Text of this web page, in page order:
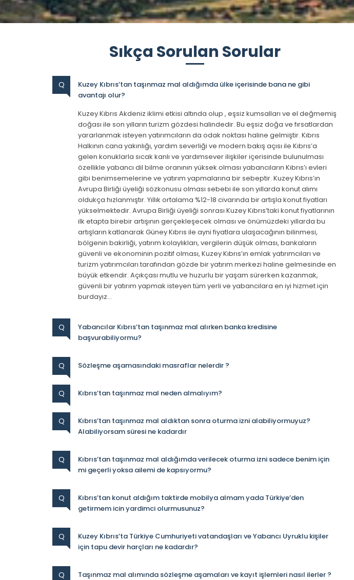
Sıkça Sorulan Sorular
Q
Kuzey Kıbrıs’tan taşınmaz mal aldığımda ülke içerisinde bana ne gibi
avantajı olur?
Kuzey Kıbrıs Akdeniz iklimi etkisi altında olup , eşsiz kumsalları ve el değmemiş
doğası ile son yılların turizm gözdesi halindedir. Bu eşsiz doğa ve fırsatlardan
yararlanmak isteyen yatırımcıların da odak noktası haline gelmiştir. Kıbrıs
Halkının cana yakınlığı, yardım severliği ve modern bakış açısı ile Kıbrıs’a
gelen konuklarla sıcak kanlı ve yardımsever ilişkiler içerisinde bulunulması
özellikle yabancı dil bilme oranının yüksek olması yabancıların Kıbrıs’ı evleri
gibi benimsemelerine ve yatırım yapmalarına bir sebeptir. Kuzey Kıbrıs’ın
Avrupa Birliği üyeliği sözkonusu olması sebebi ile son yıllarda konut alımı
oldukça hızlanmıştır. Yıllık ortalama %12-18 civarında bir artışla konut fiyatları
yükselmektedir. Avrupa Birliği üyeliği sonrası Kuzey Kıbrıs’taki konut fiyatlarının
ilk etapta birebir artışının gerçekleşecek olması ve önümüzdeki yıllarda bu
artışların katlanarak Güney Kıbrıs ile ayni fiyatlara ulaşacağının bilinmesi,
bölgenin bakirliği, yatırım kolaylıkları, vergilerin düşük olması, bankaların
güvenli ve ekonominin pozitif olması, Kuzey Kıbrıs’ın emlak yatırımcıları ve
turizm yatırımcıları tarafından gözde bir yatırım merkezi haline gelmesinde en
büyük etkendir. Açıkçası mutlu ve huzurlu bir yaşam sürerken kazanmak,
güvenli bir yatırım yapmak isteyen tüm yerli ve yabancılara en iyi hizmet için
burdayız…
Q
Yabancılar Kıbrıs’tan taşınmaz mal alırken banka kredisine
başvurabiliyormu?
Q Sözleşme aşamasındaki masraflar nelerdir ?
Q Kıbrıs’tan taşınmaz mal neden almalıyım?
Q
Kıbrıs’tan taşınmaz mal aldıktan sonra oturma izni alabiliyormuyuz?
Alabiliyorsam süresi ne kadardır
Q
Kıbrıs’tan taşınmaz mal aldığımda verilecek oturma izni sadece benim için
mi geçerli yoksa ailemi de kapsıyormu?
Q
Kıbrıs’tan konut aldığım taktirde mobilya almam yada Türkiye’den
getirmem icin yardimci olurmusunuz?
Q
Kuzey Kıbrıs’ta Türkiye Cumhuriyeti vatandaşları ve Yabancı Uyruklu kişiler
için tapu devir harçları ne kadardır?
Q Taşınmaz mal alımında sözleşme aşamaları ve kayıt işlemleri nasıl ilerler ?